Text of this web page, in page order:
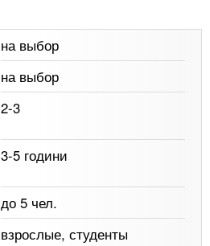
на выбор
на выбор
2-3
3-5 години
до 5 чел.
взрослые, студенты